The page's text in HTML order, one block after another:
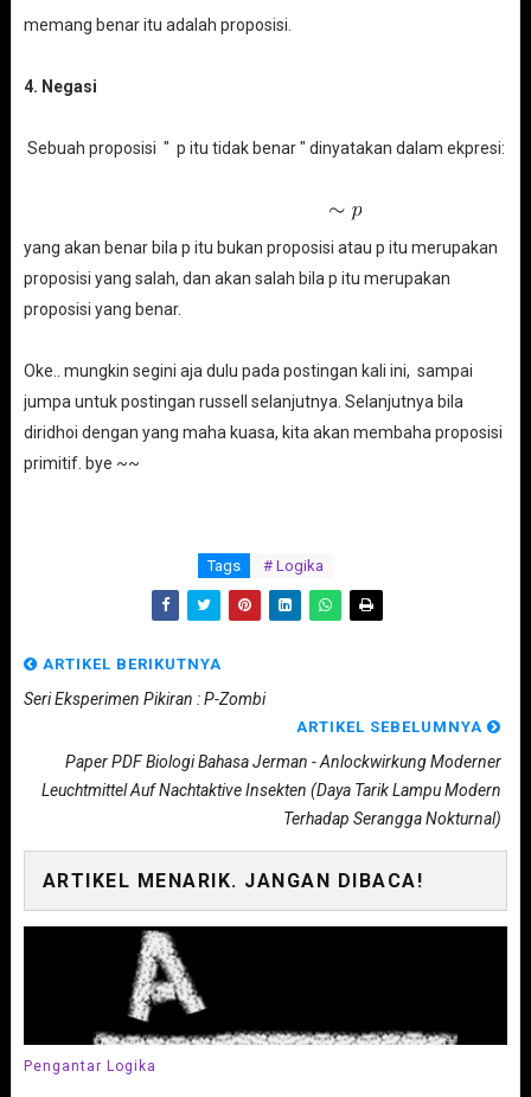
memang benar itu adalah proposisi.
4. Negasi
Sebuah proposisi " p itu tidak benar " dinyatakan dalam ekpresi:
yang akan benar bila p itu bukan proposisi atau p itu merupakan
proposisi yang salah, dan akan salah bila p itu merupakan
proposisi yang benar.
Oke.. mungkin segini aja dulu pada postingan kali ini, sampai
jumpa untuk postingan russell selanjutnya. Selanjutnya bila
diridhoi dengan yang maha kuasa, kita akan membaha proposisi
primitif. bye ~~
Tags # Logika
ARTIKEL BERIKUTNYA
Seri Eksperimen Pikiran : P-Zombi
ARTIKEL SEBELUMNYA
Paper PDF Biologi Bahasa Jerman - Anlockwirkung Moderner
Leuchtmittel Auf Nachtaktive Insekten (Daya Tarik Lampu Modern
Terhadap Serangga Nokturnal)
ARTIKEL MENARIK. JANGAN DIBACA!
Pengantar Logika